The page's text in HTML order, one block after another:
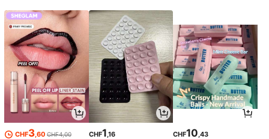
CHF3,60 CHF4,00
CHF1 ,16 CHF10 ,43